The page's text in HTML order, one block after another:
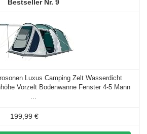
9
Luxus Camping Zelt Wasserdicht
Vorzelt Bodenwanne Fenster 4-5 Mann
...
199,99 €